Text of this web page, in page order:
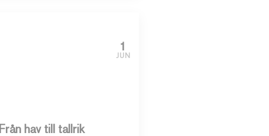
1
JUN
Från hav till tallrik